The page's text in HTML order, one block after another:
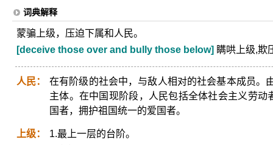
词典解释
蒙骗上级，压迫下属和人民。
[deceive those over and bully those below] 瞒哄上级,欺
人民：
在有阶级的社会中，与敌人相对的社会基本成员。
主体。在中国现阶段，人民包括全体社会主义劳
国者，拥护祖国统一的爱国者。
上级：
1.最上一层的台阶。